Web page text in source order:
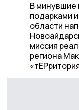
В минувшие
подарками
области
миссия
региона